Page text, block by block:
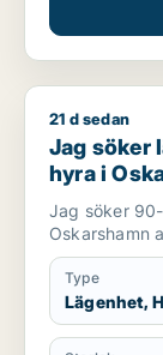
Jag söker
21 d sedan
Jag söker
hyra i
Jag söker
Oskarshamn
Type
Lägenhet,